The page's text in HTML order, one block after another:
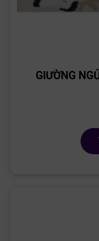
GIƯỜNG